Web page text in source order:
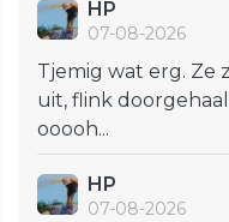
HP
07-08-2026
Tjemig wat erg. Ze
uit, flink
ooooh...
HP
07-08-2026